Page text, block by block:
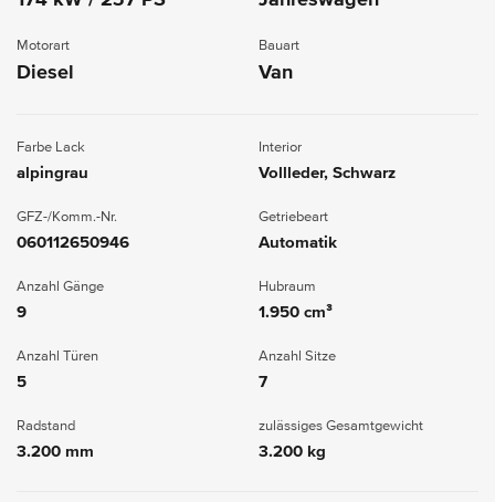
Motorart
Diesel
Bauart
Van
Farbe Lack
alpingrau
Interior
Vollleder, Schwarz
GFZ-/Komm.-Nr.
060112650946
Getriebeart
Automatik
Anzahl Gänge
9
Hubraum
1.950 cm³
Anzahl Türen
5
Anzahl Sitze
7
Radstand
3.200 mm
zulässiges Gesamtgewicht
3.200 kg